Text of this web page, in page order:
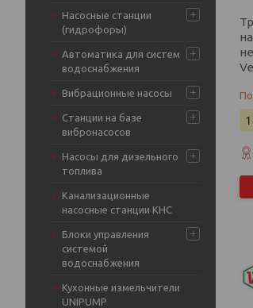
Насосные станции
(гидрофоры)
Автоматика для систем
водоснабжения
Вибрационные насосы
Станции на базе
вибронасосов
Насосы для дизельного
топлива
Канализационные
насосные станции КНС
Блоки управления
системой
водоснабжения
Кухонные измельчители
UNIPUMP